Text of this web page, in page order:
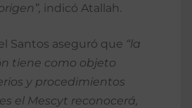
indicó Atallah.
Santos aseguró que “la
tiene como objeto
y procedimientos
el Mescyt reconocerá,